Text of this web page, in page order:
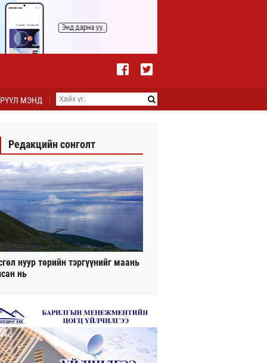
МЭНД
Редакцийн сонголт
нуур төрийн тэргүүнийг маань
нь